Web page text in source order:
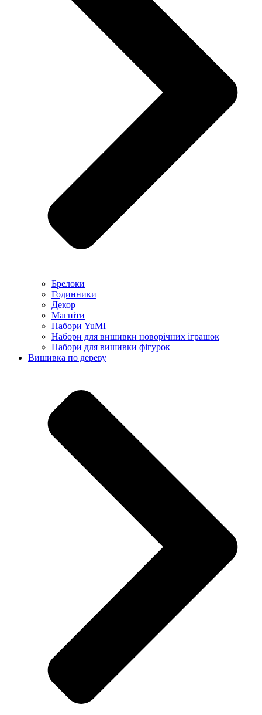
Брелоки
Годинники
Декор
Магніти
Набори YuMI
Набори для вишивки новорічних іграшок
Набори для вишивки фігурок
Вишивка по дереву